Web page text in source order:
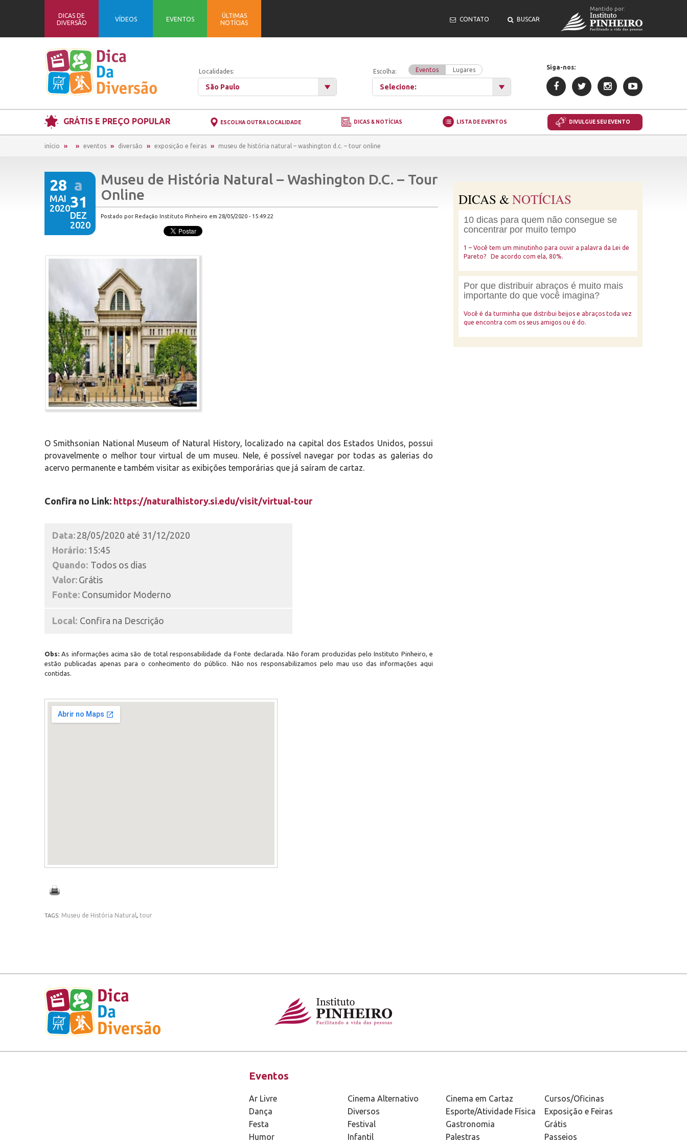
DICAS DE
DIVERSÃO
VÍDEOS EVENTOS
ÚLTIMAS
NOTÍCIAS
CONTATO BUSCAR
Mantido por:
Localidades:
São Paulo
Escolha: Eventos Lugares
Selecione:
Siga-nos:
GRÁTIS E PREÇO POPULAR ESCOLHA OUTRA LOCALIDADE DICAS & NOTÍCIAS LISTA DE EVENTOS DIVULGUE SEU EVENTO
início eventos diversão exposição e feiras museu de história natural – washington d.c. – tour online
28
MAI
2020
a
31
DEZ
2020
Museu de História Natural – Washington D.C. – Tour
Online
Postado por Redação Instituto Pinheiro em 28/05/2020 - 15:49:22
O Smithsonian National Museum of Natural History, localizado na capital dos Estados Unidos, possui
provavelmente o melhor tour virtual de um museu. Nele, é possível navegar por todas as galerias do
acervo permanente e também visitar as exibições temporárias que já saíram de cartaz.
Confira no Link: https://naturalhistory.si.edu/visit/virtual-tour
Data: 28/05/2020 até 31/12/2020
Horário: 15:45
Quando: Todos os dias
Valor: Grátis
Fonte: Consumidor Moderno
Local: Confira na Descrição
Obs:As informações acima são de total responsabilidade da Fonte declarada. Não foram produzidas pelo Instituto Pinheiro, e
estão publicadas apenas para o conhecimento do público. Não nos responsabilizamos pelo mau uso das informações aqui
contidas.
TAGS: Museu de História Natural , tour
DICAS &NOTÍCIAS
10 dicas para quem não consegue se
concentrar por muito tempo
1 – Você tem um minutinho para ouvir a palavra da Lei de
Pareto? De acordo com ela, 80%.
Por que distribuir abraços é muito mais
importante do que você imagina?
Você é da turminha que distribui beijos e abraços toda vez
que encontra com os seus amigos ou é do.
Eventos
Ar Livre Cinema Alternativo Cinema em Cartaz
Cursos/Oficinas
Dança
Diversos Esporte/Atividade Física
Exposição e Feiras
Festa
Festival Gastronomia
Grátis
Humor
Infantil Palestras Passeios